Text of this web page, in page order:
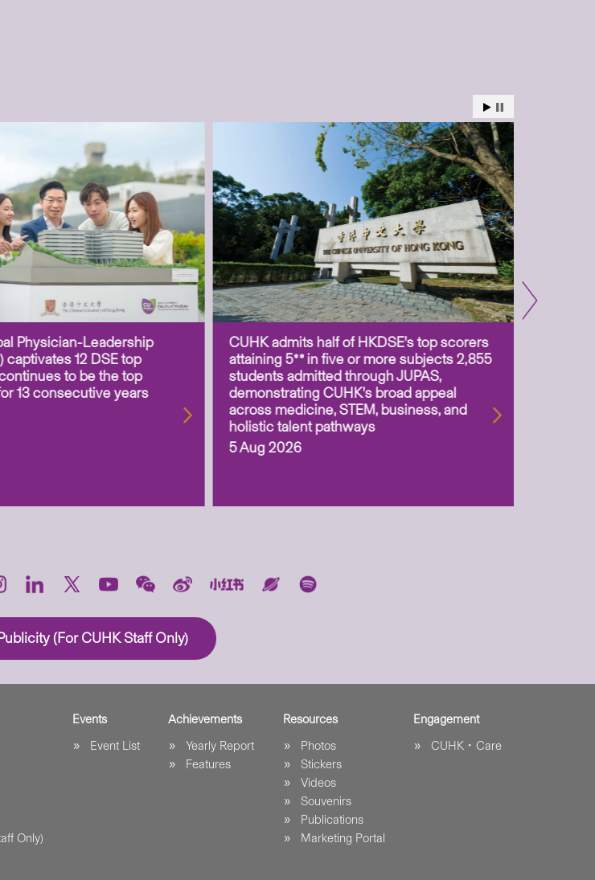
Physician-Leadership
captivates 12 DSE top
to be the top
13 consecutive years
CUHK admits half of HKDSE’s top scorers
attaining 5** in five or more subjects 2,855
students admitted through JUPAS,
demonstrating CUHK’s broad appeal
across medicine, STEM, business, and
holistic talent pathways
5 Aug 2026
(For CUHK Staff Only)
Only)
Events
Event List
Achievements
Yearly Report
Features
Resources
Photos
Stickers
Videos
Souvenirs
Publications
Marketing Portal
Engagement
CUHK．Care